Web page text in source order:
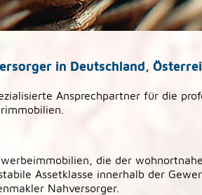
in Deutschland,
Ansprechpartner für die
die der
Assetklasse innerhalb der
Nahversorger.